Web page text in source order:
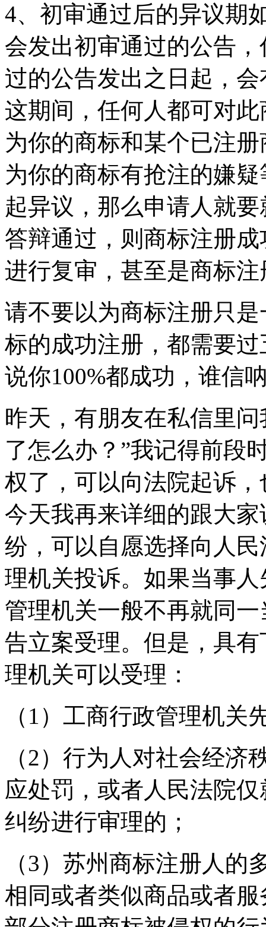
4、初审通过后的异议期
会发出初审通过的公告
过的公告发出之日起，
这期间，任何人都可对
为你的商标和某个已注
为你的商标有抢注的嫌
起异议，那么申请人就
答辩通过，则商标注册
进行复审，甚至是商标
请不要以为商标注册只
标的成功注册，都需要
说你100%都成功，谁信
昨天，有朋友在私信里
了怎么办？”我记得前段
权了，可以向法院起诉
今天我再来详细的跟大
纷，可以自愿选择向人
理机关投诉。如果当事
管理机关一般不再就同
告立案受理。但是，具
理机关可以受理：
（1）工商行政管理机关
（2）行为人对社会经
应处罚，或者人民法院
纠纷进行审理的；
（3）苏州商标注册人
相同或者类似商品或者